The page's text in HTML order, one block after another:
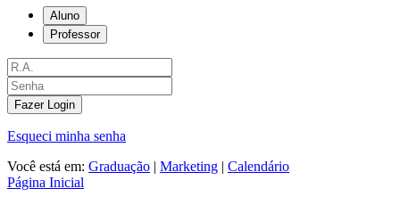
Aluno
Professor
Fazer Login
Esqueci minha senha
Você está em: Graduação | Marketing | Calendário
Página Inicial